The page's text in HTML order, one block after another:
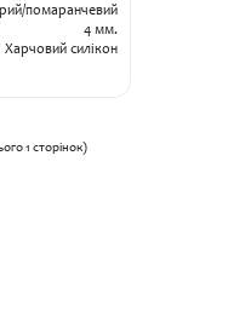
помаранчевий
4 мм.
Харчовий силікон
1 сторінок)